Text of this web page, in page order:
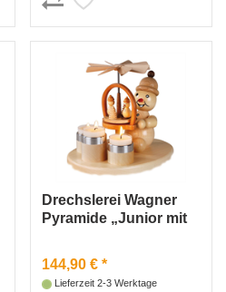
Drechslerei Wagner
Pyramide „Junior mit
144,90 € *
Lieferzeit 2-3 Werktage